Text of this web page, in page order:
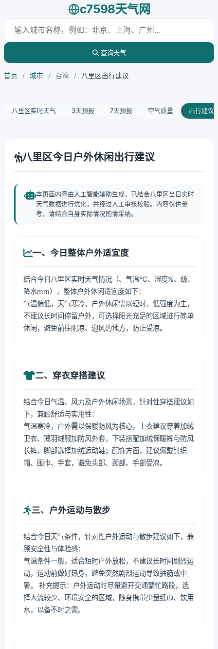
c7598天气网
查询天气
首页 / 城市 / 台湾 / 八里区出行建议
八里区实时天气 3天预报 7天预报 空气质量 出行建议
八里区今日户外休闲出行建议
本页面内容由人工智能辅助生成，已结合八里区当日实时
天气数据进行优化，并经过人工审核校验。内容仅供参
考，请结合自身实际情况酌情采纳。
一、今日整体户外适宜度
结合今日八里区实时天气情况（、气温℃、湿度%、级、
降水mm），整体户外休闲适宜度如下：
气温偏低，天气寒冷，户外休闲需以短时、低强度为主，
不建议长时间停留户外，可选择阳光充足的区域进行简单
休闲，避免前往阴凉、迎风的地方，防止受凉。
二、穿衣穿搭建议
结合今日气温、风力及户外休闲场景，针对性穿搭建议如
下，兼顾舒适与实用性：
气温寒冷，户外需以保暖防风为核心，上衣建议穿着加绒
卫衣、薄羽绒服加防风外套，下装搭配加绒保暖裤与防风
长裤，脚部选择加绒运动鞋；配饰方面，建议佩戴针织
帽、围巾、手套，避免头部、颈部、手部受凉。
三、户外运动与散步
结合今日天气条件，针对性户外运动与散步建议如下，兼
顾安全性与体验感：
气温条件一般，适合短时户外放松，不建议长时间剧烈运
动，运动前做好热身，避免突然剧烈运动导致抽筋或中
暑。 补充提示：户外运动时尽量避开交通繁忙路段，选
择人流较少、环境安全的区域，随身携带少量纸巾、饮用
水，以备不时之需。